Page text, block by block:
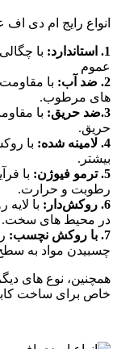
انواع رایج ام دی اف
1. استاندارد:
با
عموم
2. ضد آب:
با
های مرطوب.
3.ضد حریق:
با
حریق.
4. لامینه شده:
بیشتر.
5. ترمو فیوژن:
با
رطوبت و حرارت.
6. روکش‌دار:
با
در محیط‌ های سخت.
7. با روکش نچسب:
چسبیدن مواد به
همچنین، نوع‌ های
خاص برای ساخت